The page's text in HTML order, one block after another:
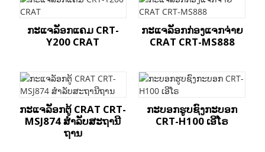
ກະແຈລັອກແຄມ CRT-
Y200 CRAT
ກະແຈລັອກກ່ອງແຈກຈ່າຍ
CRAT CRT-MS888
ກະແຈລັອກຕູ້ CRAT CRT-
MSJ874 ສຳລັບສະຖານີ
ຖານ
ກະບອກຮູບຊົງກະບອກ
CRT-H100 ເອີໂຣ